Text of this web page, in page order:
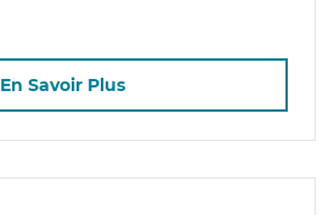
En Savoir Plus